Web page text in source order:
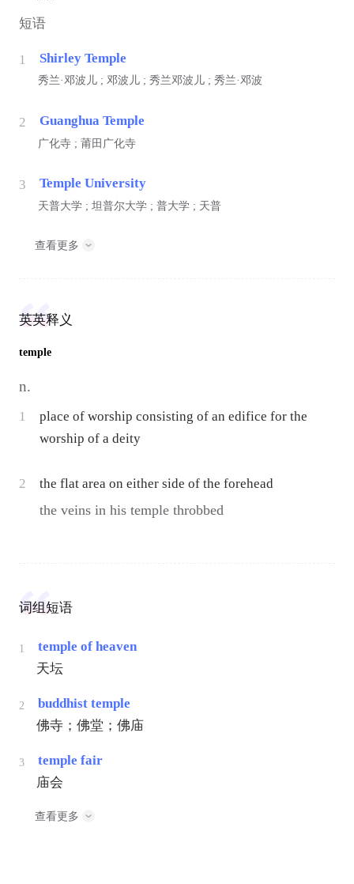
短语
1 Shirley Temple
秀兰·邓波儿 ; 邓波儿 ; 秀兰邓波儿 ; 秀兰·邓波
2 Guanghua Temple
广化寺 ; 莆田广化寺
3 Temple University
天普大学 ; 坦普尔大学 ; 普大学 ; 天普
查看更多
英英释义
temple
n.
1
place of worship consisting of an edifice for the
worship of a deity
2 the flat area on either side of the forehead
the veins in his temple throbbed
词组短语
1
temple of heaven
天坛
2
buddhist temple
佛寺；佛堂；佛庙
3
temple fair
庙会
查看更多